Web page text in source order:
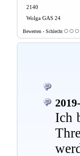
2140
Wolga GAS 24
Bewerten - Schlecht
Ich